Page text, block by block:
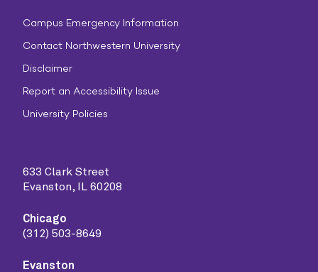
Campus Emergency Information
Contact Northwestern University
Disclaimer
Report an Accessibility Issue
University Policies
633 Clark Street
Evanston, IL 60208
Chicago
(312) 503-8649
Evanston